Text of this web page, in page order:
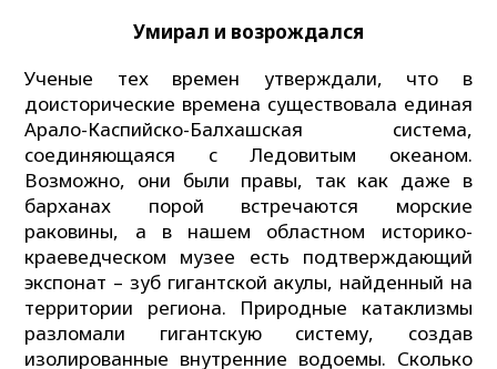
Умирал и возрождался
Ученые тех времен утверждали, что в
доисторические времена существовала единая
Арало-Каспийско-Балхашская система,
соединяющаяся с Ледовитым океаном.
Возможно, они были правы, так как даже в
барханах порой встречаются морские
раковины, а в нашем областном историко-
краеведческом музее есть подтверждающий
экспонат – зуб гигантской акулы, найденный на
территории региона. Природные катаклизмы
разломали гигантскую систему, создав
изолированные внутренние водоемы. Сколько